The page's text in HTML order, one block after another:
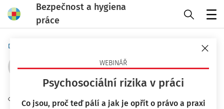
Bezpečnost a hygiena
práce
WEBINÁŘ
Psychosociální rizika v práci
Co jsou, proč teď pálí a jak je opřít o právo a praxi
Domů
Ing. Romana Bláhová
Sledovat autora